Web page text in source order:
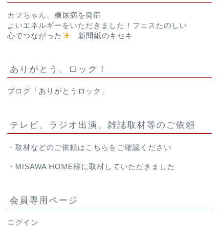
カフちゃん、糖尿病を発症
よいエネルギーをいただきました！フェスたのしい
心でつながった
新聞紙のキセキ
ありがとう、ロック！
ブログ「ありがとうロック」
テレビ、ラジオ出演、雑誌取材等のご依頼
・取材などのご依頼は こちら をご確認ください
・ MISAWA HOME様に取材していただきました
会員専用ページ
ログイン